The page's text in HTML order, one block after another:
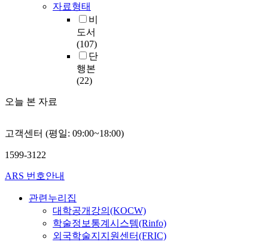
자료형태
비
도서
(107)
단
행본
(22)
오늘 본 자료
고객센터 (평일: 09:00~18:00)
1599-3122
ARS 번호안내
관련누리집
대학공개강의(KOCW)
학술정보통계시스템(Rinfo)
외국학술지지원센터(FRIC)